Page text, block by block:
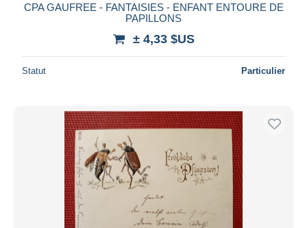
CPA GAUFREE - FANTAISIES - ENFANT ENTOURE DE
PAPILLONS
± 4,33 $US
Statut Particulier